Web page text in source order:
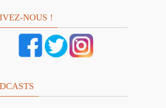
NOUS !